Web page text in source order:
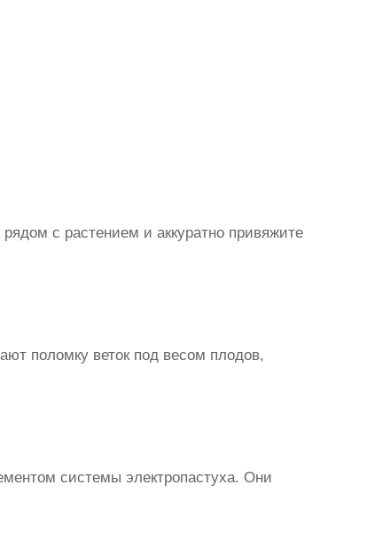
с растением и аккуратно привяжите
поломку веток под весом плодов,
системы электропастуха. Они